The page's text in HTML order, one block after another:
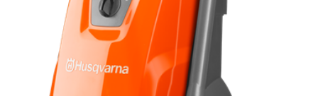
Садовая техника
Сварочное оборудование
Спецодежда